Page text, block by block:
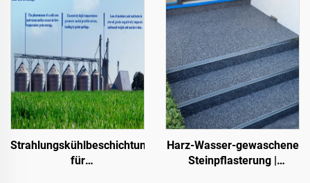
Strahlungskühlbeschichtungen
für
Harz-Wasser-gewaschene
Steinpflasterung |